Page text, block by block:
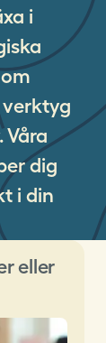
i
dig
i din
eller